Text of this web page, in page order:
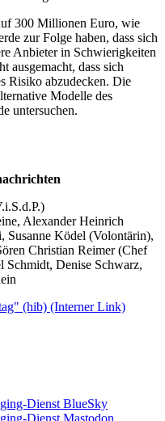
300 Millionen Euro, wie
zur Folge haben, dass sich
Anbieter in Schwierigkeiten
ausgemacht, dass sich
Risiko abzudecken. Die
Modelle des
untersuchen.
Alexander Heinrich
Susanne Ködel (Volontärin),
Christian Reimer (Chef
Schmidt, Denise Schwarz,
(hib) (Interner Link)
Dienst BlueSky